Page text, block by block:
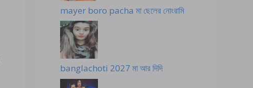
mayer boro pacha মা ছেলের নোংরামি
banglachoti 2027 মা আর দিদি